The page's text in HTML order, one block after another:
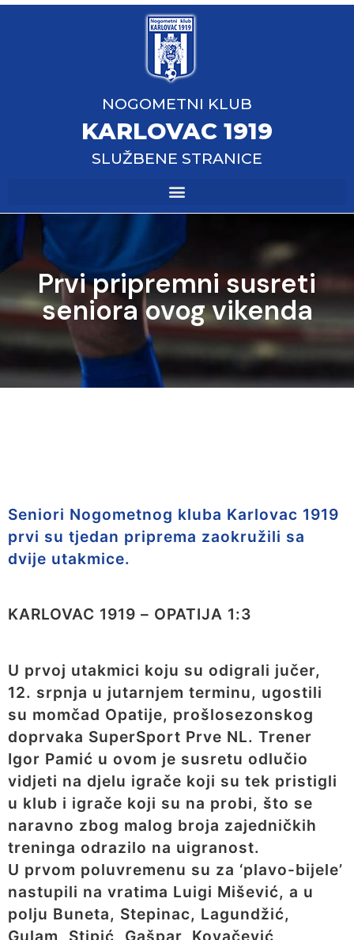
NOGOMETNI KLUB
KARLOVAC 1919
SLUŽBENE STRANICE
Prvi pripremni susreti
seniora ovog vikenda
Seniori Nogometnog kluba Karlovac 1919
prvi su tjedan priprema zaokružili sa
dvije utakmice.
KARLOVAC 1919 – OPATIJA 1:3
U prvoj utakmici koju su odigrali jučer,
12. srpnja u jutarnjem terminu, ugostili
su momčad Opatije, prošlosezonskog
doprvaka SuperSport Prve NL. Trener
Igor Pamić u ovom je susretu odlučio
vidjeti na djelu igrače koji su tek pristigli
u klub i igrače koji su na probi, što se
naravno zbog malog broja zajedničkih
treninga odrazilo na uigranost.
U prvom poluvremenu su za ‘plavo-bijele’
nastupili na vratima Luigi Mišević, a u
polju Buneta, Stepinac, Lagundžić,
Gulam, Stipić, Gašpar, Kovačević,